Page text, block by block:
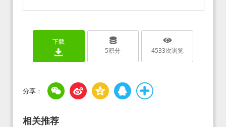
下载
5积分 4533次浏览
相关推荐